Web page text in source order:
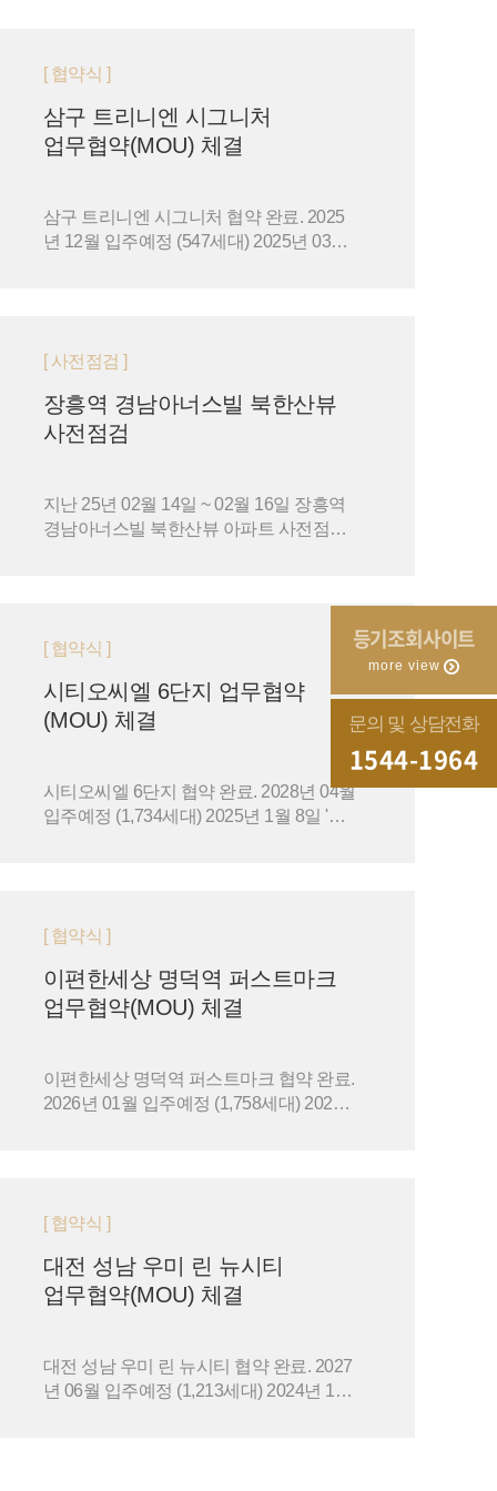
등기조회사이트
more view
문의 및 상담전화
1544-1964
[ 협약식 ]
삼구 트리니엔 시그니처
업무협약(MOU) 체결
삼구 트리니엔 시그니처 협약 완료. 2025
년 12월 입주예정 (547세대) 2025년 03월
[ 사전점검 ]
장흥역 경남아너스빌 북한산뷰
사전점검
지난 25년 02월 14일 ~ 02월 16일 장흥역
경남아너스빌 북한산뷰 아파트 사전점검
[ 협약식 ]
시티오씨엘 6단지 업무협약
(MOU) 체결
시티오씨엘 6단지 협약 완료. 2028년 04월
입주예정 (1,734세대) 2025년 1월 8일 '시
[ 협약식 ]
이편한세상 명덕역 퍼스트마크
업무협약(MOU) 체결
이편한세상 명덕역 퍼스트마크 협약 완료.
2026년 01월 입주예정 (1,758세대) 2024
[ 협약식 ]
대전 성남 우미 린 뉴시티
업무협약(MOU) 체결
대전 성남 우미 린 뉴시티 협약 완료. 2027
년 06월 입주예정 (1,213세대) 2024년 11